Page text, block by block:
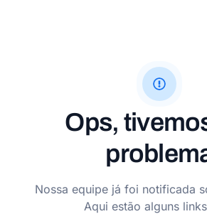
Ops,
Nossa equipe já foi notificada
Aqui estão alguns